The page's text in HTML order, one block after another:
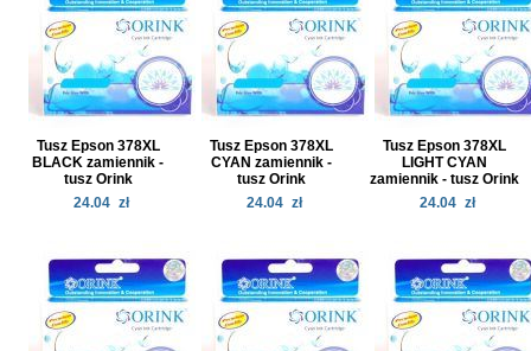
Tusz Epson 378XL
BLACK zamiennik -
tusz Orink
24.04 zł
Tusz Epson 378XL
CYAN zamiennik -
tusz Orink
24.04 zł
Tusz Epson 378XL
LIGHT CYAN
zamiennik - tusz Orink
24.04 zł